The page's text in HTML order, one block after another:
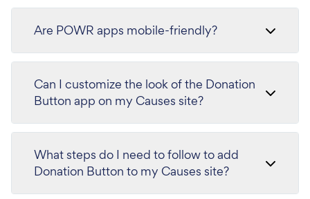
Are POWR apps mobile-friendly?
Can I customize the look of the Donation
Button app on my Causes site?
What steps do I need to follow to add
Donation Button to my Causes site?